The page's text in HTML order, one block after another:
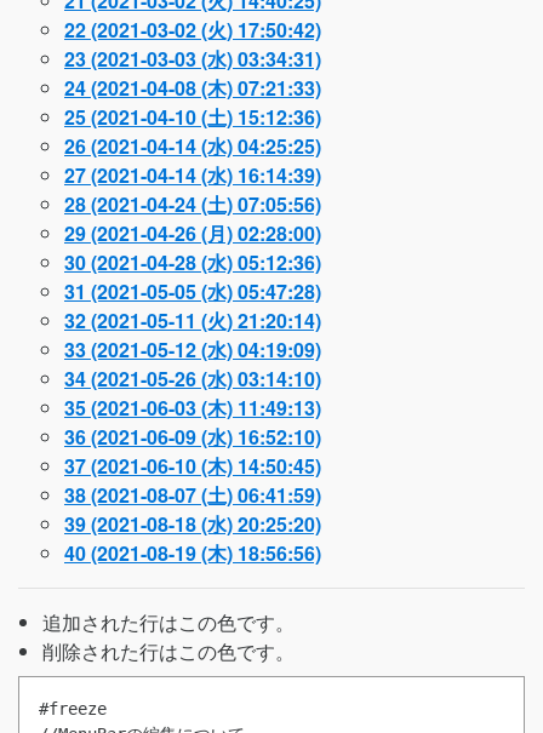
22 (2021-03-02 (火) 17:50:42)
23 (2021-03-03 (水) 03:34:31)
24 (2021-04-08 (木) 07:21:33)
25 (2021-04-10 (土) 15:12:36)
26 (2021-04-14 (水) 04:25:25)
27 (2021-04-14 (水) 16:14:39)
28 (2021-04-24 (土) 07:05:56)
29 (2021-04-26 (月) 02:28:00)
30 (2021-04-28 (水) 05:12:36)
31 (2021-05-05 (水) 05:47:28)
32 (2021-05-11 (火) 21:20:14)
33 (2021-05-12 (水) 04:19:09)
34 (2021-05-26 (水) 03:14:10)
35 (2021-06-03 (木) 11:49:13)
36 (2021-06-09 (水) 16:52:10)
37 (2021-06-10 (木) 14:50:45)
38 (2021-08-07 (土) 06:41:59)
39 (2021-08-18 (水) 20:25:20)
40 (2021-08-19 (木) 18:56:56)
追加された行はこの色です。
削除された行はこの色です。
#freeze